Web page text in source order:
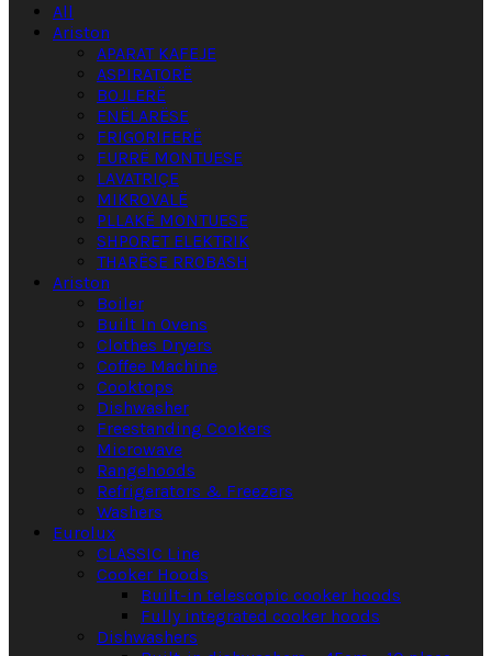
All
Ariston
APARAT KAFEJE
ASPIRATORË
BOJLERË
ENËLARËSE
FRIGORIFERË
FURRË MONTUESE
LAVATRIÇE
MIKROVALË
PLLAKË MONTUESE
SHPORET ELEKTRIK
THARËSE RROBASH
Ariston
Boiler
Built In Ovens
Clothes Dryers
Coffee Machine
Cooktops
Dishwasher
Freestanding Cookers
Microwave
Rangehoods
Refrigerators & Freezers
Washers
Eurolux
CLASSIC Line
Cooker Hoods
Built-in telescopic cooker hoods
Fully integrated cooker hoods
Dishwashers